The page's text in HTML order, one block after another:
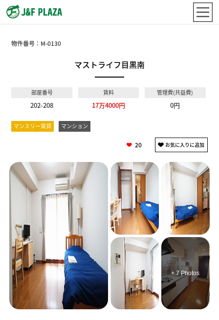
物件番号： M-0130
マストライフ目黒南
部屋番号
202-208
賃料
17万4000円
管理費(共益費)
0円
マンスリー賃貸 マンション
20
+ 7 Photos